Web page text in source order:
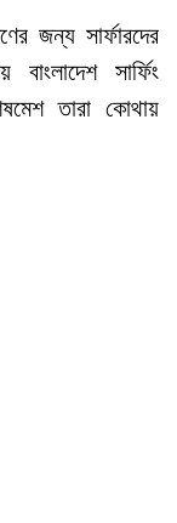
জন্য সার্ফারদের
সার্ফিং
তারা কোথায়